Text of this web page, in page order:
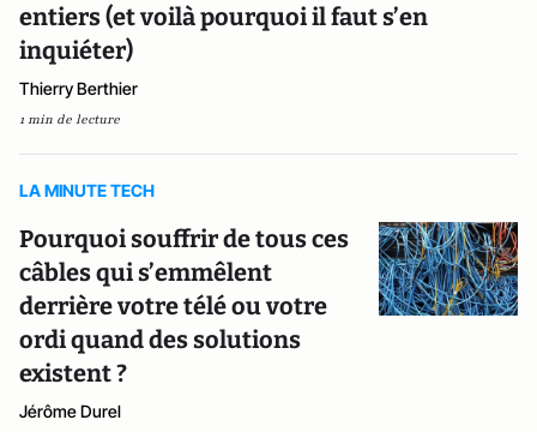
entiers (et voilà pourquoi il faut s’en
inquiéter)
Thierry Berthier
1 min de lecture
LA MINUTE TECH
Pourquoi souffrir de tous ces
câbles qui s’emmêlent
derrière votre télé ou votre
ordi quand des solutions
existent ?
Jérôme Durel